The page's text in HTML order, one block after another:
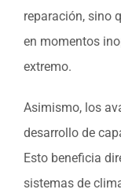
reparación, sino
en momentos
extremo.
Asimismo, los
desarrollo de
Esto beneficia
sistemas de